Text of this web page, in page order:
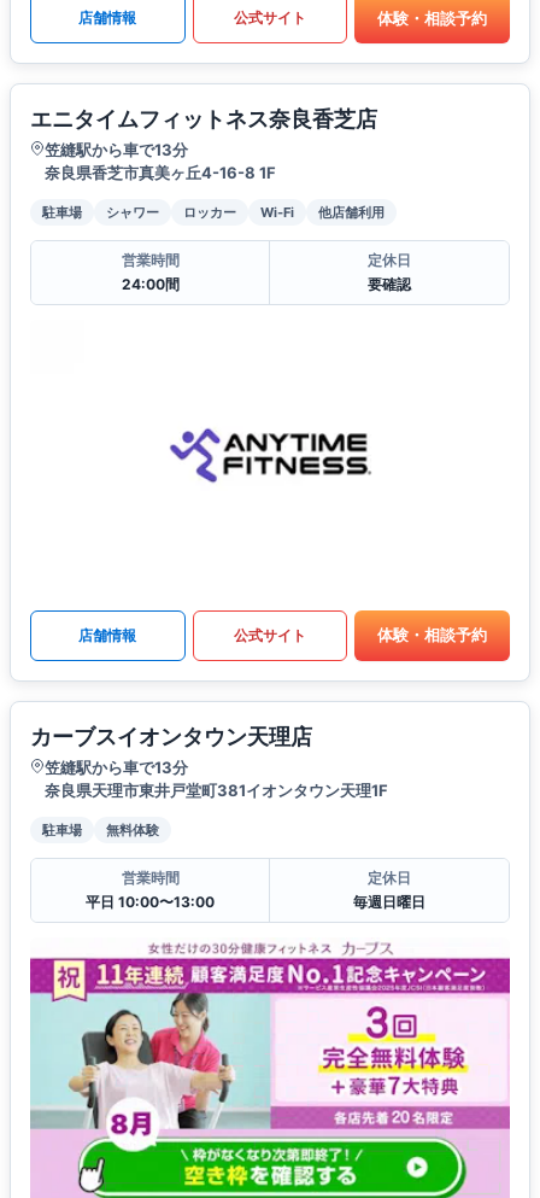
店舗情報 公式サイト 体験・相談予約
エニタイムフィットネス奈良香芝店
笠縫駅から車で13分
奈良県香芝市真美ヶ丘4-16-8 1F
駐車場 シャワー ロッカー Wi-Fi 他店舗利用
営業時間
24:00間
定休日
要確認
店舗情報 公式サイト 体験・相談予約
カーブスイオンタウン天理店
笠縫駅から車で13分
奈良県天理市東井戸堂町381イオンタウン天理1F
駐車場 無料体験
営業時間
平日 10:00〜13:00
定休日
毎週日曜日